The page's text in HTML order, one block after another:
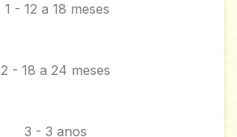
1 - 12 a 18 meses
2 - 18 a 24 meses
3 - 3 anos